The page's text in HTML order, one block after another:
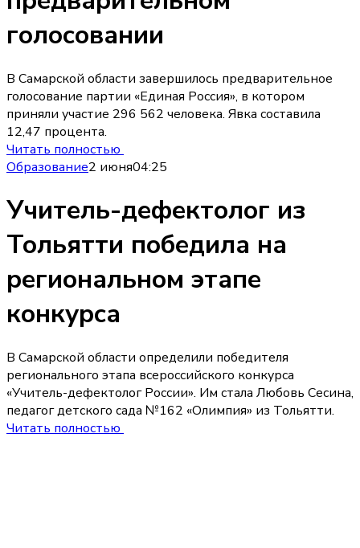
голосовании
В Самарской области завершилось предварительное
голосование партии «Единая Россия», в котором
приняли участие 296 562 человека. Явка составила
12,47 процента.
Читать полностью
Образование2 июня04:25
Учитель-дефектолог из
Тольятти победила на
региональном этапе
конкурса
В Самарской области определили победителя
регионального этапа всероссийского конкурса
«Учитель-дефектолог России». Им стала Любовь Сесина,
педагог детского сада №162 «Олимпия» из Тольятти.
Читать полностью